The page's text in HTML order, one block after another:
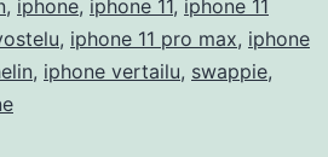
, iphone, iphone 11, iphone 11
, iphone 11 pro max, iphone
, iphone vertailu, swappie,